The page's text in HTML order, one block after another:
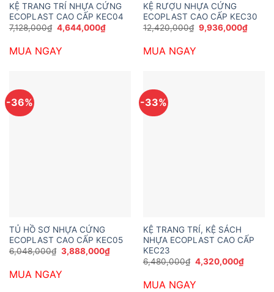
KỆ TRANG TRÍ NHỰA CỨNG
ECOPLAST CAO CẤP KEC04
7,128,000₫ Giá
gốc
7,128,000₫.
4,644,000₫Giá
hiện
MUA NGAY
KỆ RƯỢU NHỰA CỨNG
ECOPLAST CAO CẤP KEC30
12,420,000₫ Giá
gốc
9,936,000₫Giá
hiện
MUA NGAY
-36%
TỦ HỒ SƠ NHỰA CỨNG
ECOPLAST CAO CẤP KEC05
6,048,000₫ Giá
gốc
6,048,000₫.
3,888,000₫Giá
hiện
3,888,000₫.
MUA NGAY
-33%
KỆ TRANG TRÍ, KỆ SÁCH
NHỰA ECOPLAST CAO CẤP
KEC23
6,480,000₫ Giá
gốc
6,480,000₫.
4,320,000₫Giá
hiện
MUA NGAY